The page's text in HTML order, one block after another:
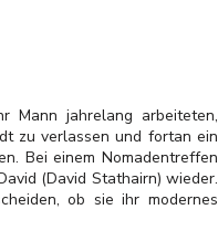
Mann jahrelang arbeiteten,
zu verlassen und fortan ein
Bei einem Nomadentreffen
(David Stathairn) wieder.
ob sie ihr modernes